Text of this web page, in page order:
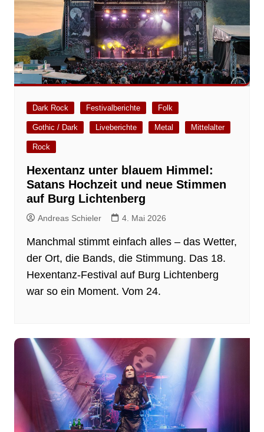
Dark Rock Festivalberichte Folk
Gothic / Dark Liveberichte Metal Mittelalter
Rock
Hexentanz unter blauem Himmel:
Satans Hochzeit und neue Stimmen
auf Burg Lichtenberg
Andreas Schieler 4. Mai 2026
Manchmal stimmt einfach alles – das Wetter,
der Ort, die Bands, die Stimmung. Das 18.
Hexentanz-Festival auf Burg Lichtenberg
war so ein Moment. Vom 24.